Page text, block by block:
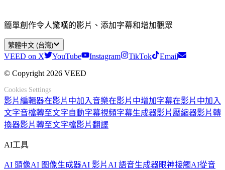
簡單創作令人驚嘆的影片、添加字幕和增加觀眾
繁體中文 (台灣)
VEED on X YouTube Instagram TikTok
Email
© Copyright 2026 VEED
Cookies Settings
影片編輯器在影片中加入音樂在影片中增加字幕在影片中加入
文字音檔轉至文字自動字幕視頻字幕生成器影片壓縮器影片轉
換器影片轉至文字檔影片翻譯
AI工具
AI 頭像AI 图像生成器AI 影片AI 語音生成器眼神接觸AI從音